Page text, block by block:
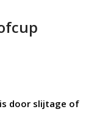
door slijtage of